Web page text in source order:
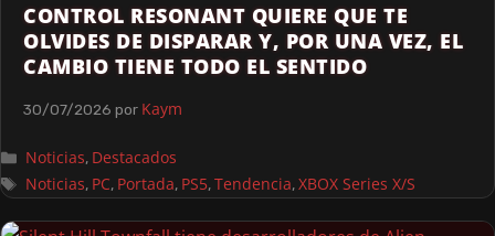
CONTROL RESONANT QUIERE QUE TE
OLVIDES DE DISPARAR Y, POR UNA VEZ, EL
CAMBIO TIENE TODO EL SENTIDO
30/07/2026 por Kaym
Noticias, Destacados
Noticias, PC, Portada, PS5,Tendencia,XBOX Series X/S